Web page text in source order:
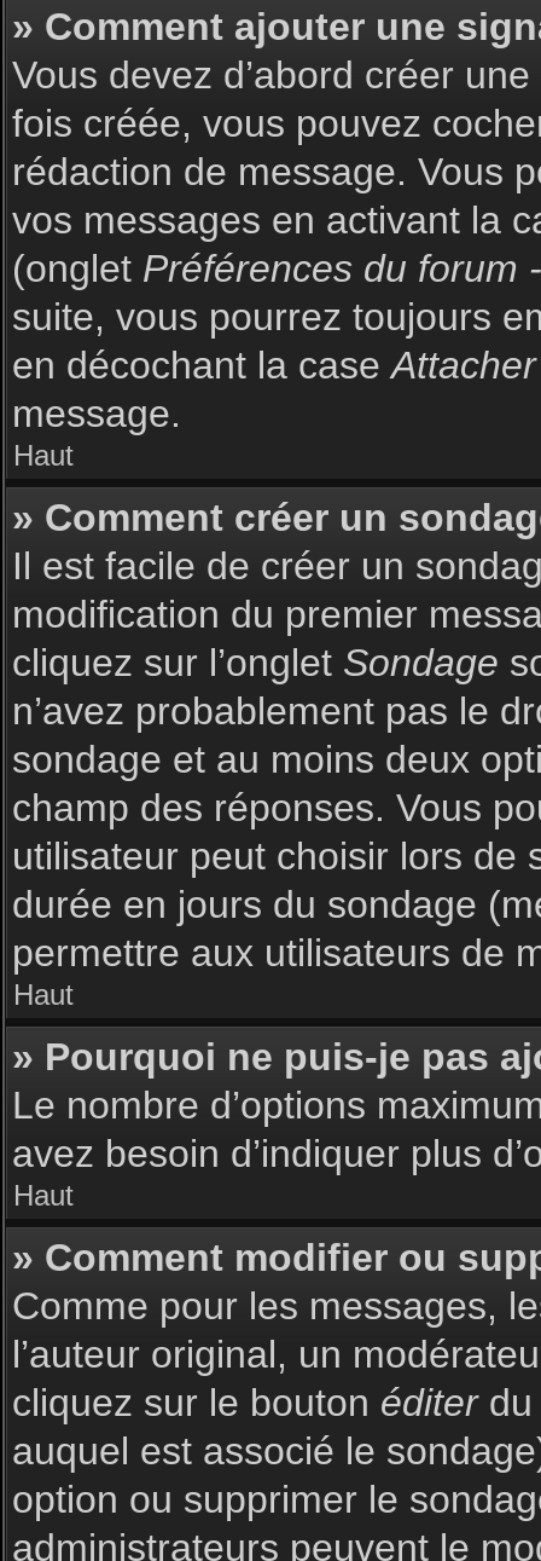
» Comment ajouter une
Vous devez d’abord créer
fois créée, vous pouvez
rédaction de message. Vous
vos messages en activant la
(onglet Préférences du forum
suite, vous pourrez toujours
en décochant la case
message.
Haut
» Comment créer un
Il est facile de créer un
modification du premier
cliquez sur l’onglet Sondage
n’avez probablement pas le
sondage et au moins deux
champ des réponses. Vous
utilisateur peut choisir lors de
durée en jours du sondage
permettre aux utilisateurs de
Haut
» Pourquoi ne puis-je pas
Le nombre d’options
avez besoin d’indiquer plus
Haut
» Comment modifier ou
Comme pour les messages,
l’auteur original, un
cliquez sur le bouton éditerdu
auquel est associé le
option ou supprimer le
administrateurs peuvent le